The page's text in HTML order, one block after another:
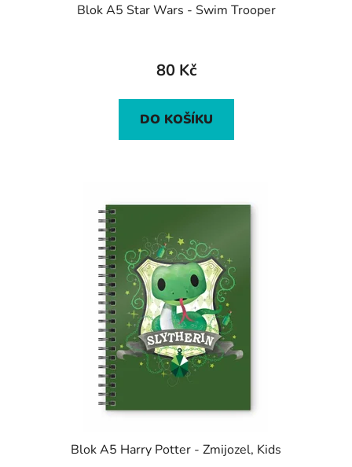
Blok A5 Star Wars - Swim Trooper
80 Kč
DO KOŠÍKU
Blok A5 Harry Potter - Zmijozel, Kids